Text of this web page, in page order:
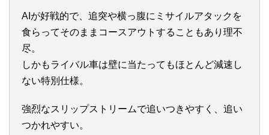
AIが好戦的で、追突や横っ腹にミサイルアタックを
食らってそのままコースアウトすることもあり理不
尽。
しかもライバル車は壁に当たってもほとんど減速し
ない特別仕様。
強烈なスリップストリームで追いつきやすく、追い
つかれやすい。